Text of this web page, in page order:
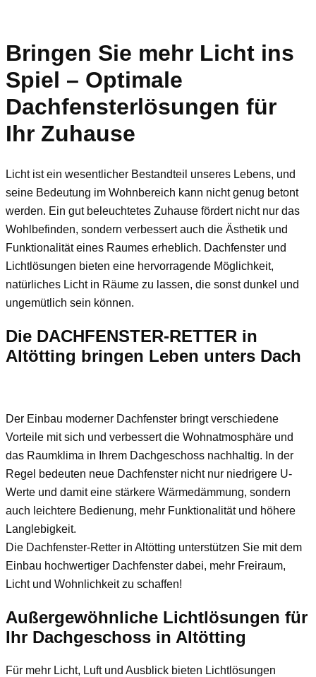
Bringen Sie mehr Licht ins
Spiel – Optimale
Dachfensterlösungen für
Ihr Zuhause
Licht ist ein wesentlicher Bestandteil unseres Lebens, und
seine Bedeutung im Wohnbereich kann nicht genug betont
werden. Ein gut beleuchtetes Zuhause fördert nicht nur das
Wohlbefinden, sondern verbessert auch die Ästhetik und
Funktionalität eines Raumes erheblich. Dachfenster und
Lichtlösungen bieten eine hervorragende Möglichkeit,
natürliches Licht in Räume zu lassen, die sonst dunkel und
ungemütlich sein können.
Die DACHFENSTER-RETTER in
Altötting bringen Leben unters Dach
Der Einbau moderner Dachfenster bringt verschiedene
Vorteile mit sich und verbessert die Wohnatmosphäre und
das Raumklima in Ihrem Dachgeschoss nachhaltig. In der
Regel bedeuten neue Dachfenster nicht nur niedrigere U-
Werte und damit eine stärkere Wärmedämmung, sondern
auch leichtere Bedienung, mehr Funktionalität und höhere
Langlebigkeit.
Die Dachfenster-Retter in Altötting unterstützen Sie mit dem
Einbau hochwertiger Dachfenster dabei, mehr Freiraum,
Licht und Wohnlichkeit zu schaffen!
Außergewöhnliche Lichtlösungen für
Ihr Dachgeschoss in Altötting
Für mehr Licht, Luft und Ausblick bieten Lichtlösungen